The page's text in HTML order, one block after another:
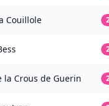
Couillole
la Crous de Guerin